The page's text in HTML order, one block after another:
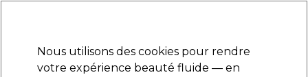
Se connecter
Nous utilisons des cookies pour rendre
votre expérience beauté fluide — en